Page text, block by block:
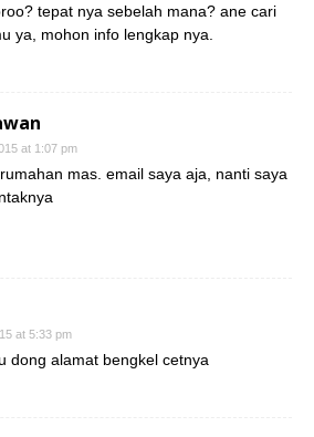
tepat nya sebelah mana? ane cari
ya, mohon info lengkap nya.
at 1:07 pm
mas. email saya aja, nanti saya
at 5:33 pm
dong alamat bengkel cetnya